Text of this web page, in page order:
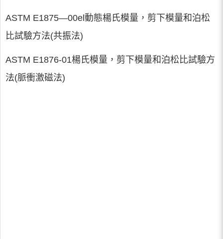
ASTM E1875—00el動態楊氏模量，剪下模量和泊松
比試驗方法(共振法)
ASTM E1876-01楊氏模量，剪下模量和泊松比試驗方
法(脈衝激磁法)